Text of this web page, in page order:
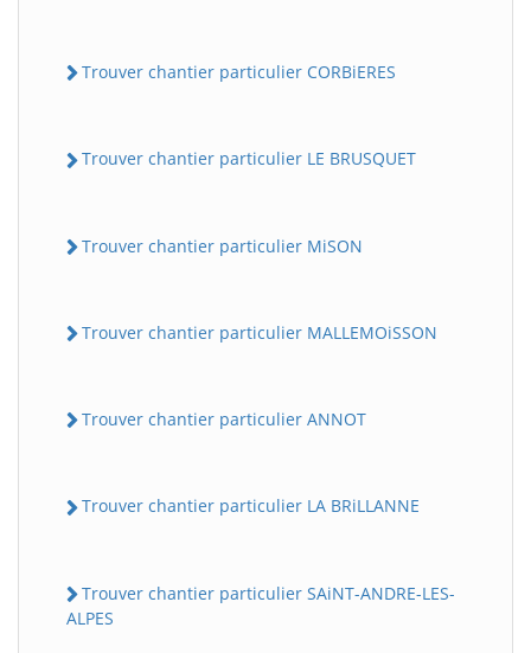
Trouver chantier particulier CORBiERES
Trouver chantier particulier LE BRUSQUET
Trouver chantier particulier MiSON
Trouver chantier particulier MALLEMOiSSON
Trouver chantier particulier ANNOT
Trouver chantier particulier LA BRiLLANNE
Trouver chantier particulier SAiNT-ANDRE-LES-
ALPES